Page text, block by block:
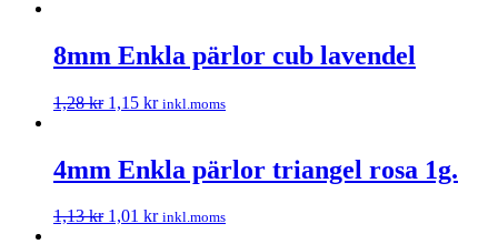
8mm Enkla pärlor cub lavendel
1,28kr 1,15 kr inkl.moms
4mm Enkla pärlor triangel rosa 1g.
1,13kr 1,01 kr inkl.moms